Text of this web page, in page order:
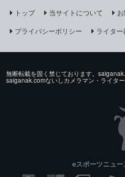
トップ 当サイトについて
プライバシーポリシー
ライター
無断転載を固く禁じております。
saiganak.comないしカメラマン・ライタ
eスポーツニュ